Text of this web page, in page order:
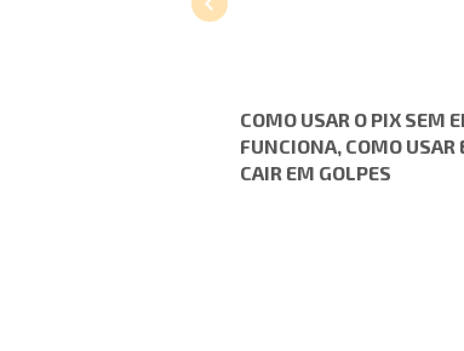
COMO USAR O PIX SEM
FUNCIONA, COMO USAR
CAIR EM GOLPES